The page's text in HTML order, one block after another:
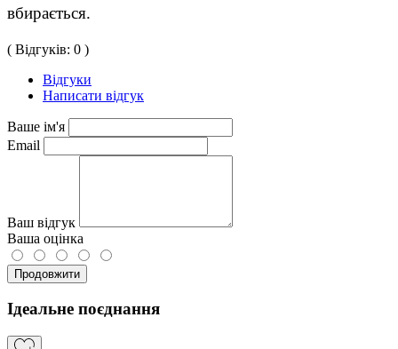
вбирається.
( Відгуків: 0 )
Відгуки
Написати відгук
Ваше ім'я
Email
Ваш відгук
Ваша оцінка
Продовжити
Ідеальне поєднання